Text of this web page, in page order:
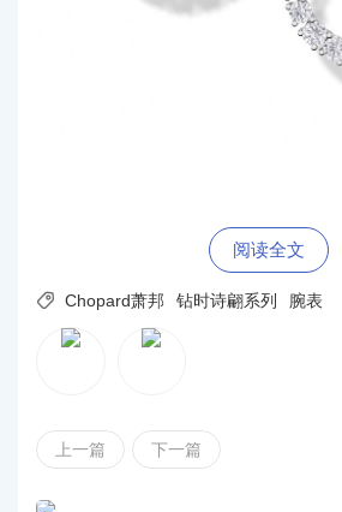
指示时间的珠宝：Chopard萧邦两
辉煌历史与卓越匠心。L’Heure du
阅读全文
 Chopard萧邦 钻时诗翩系列 腕表
上一篇 下一篇